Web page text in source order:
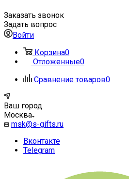
Заказать звонок
Задать вопрос
Войти
Корзина0
Отложенные0
Сравнение товаров0
Ваш город
Москва
msk@s-gifts.ru
Вконтакте
Telegram